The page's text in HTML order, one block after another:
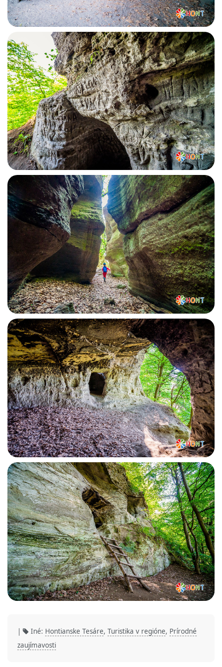
| Iné: Hontianske Tesáre, Turistika v regióne, Prírodné
zaujímavosti